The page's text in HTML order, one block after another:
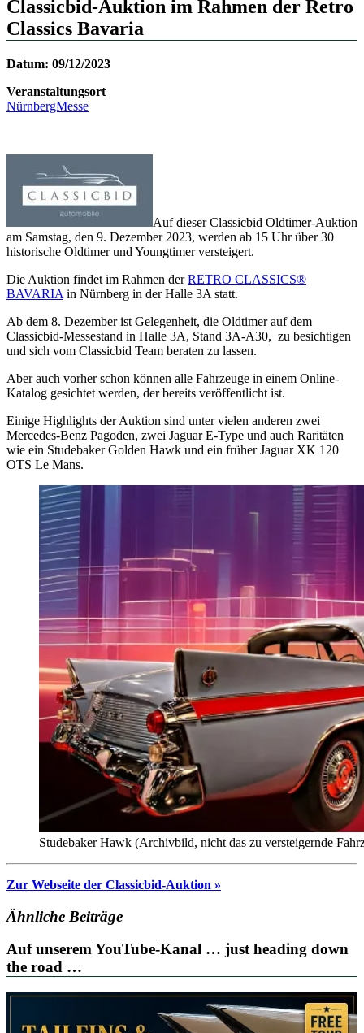
Classicbid-Auktion im Rahmen der Retro
Classics Bavaria
Datum: 09/12/2023
Veranstaltungsort
NürnbergMesse
Auf dieser Classicbid Oldtimer-Auktion
am Samstag, den 9. Dezember 2023, werden ab 15 Uhr über 30
historische Oldtimer und Youngtimer versteigert.
Die Auktion findet im Rahmen derRETRO CLASSICS®
BAVARIA in Nürnberg in der Halle 3A statt.
Ab dem 8. Dezember ist Gelegenheit, die Oldtimer auf dem
Classicbid-Messestand in Halle 3A, Stand 3A-A30, zu besichtigen
und sich vom Classicbid Team beraten zu lassen.
Aber auch vorher schon können alle Fahrzeuge in einem Online-
Katalog gesichtet werden, der bereits veröffentlicht ist.
Einige Highlights der Auktion sind unter vielen anderen zwei
Mercedes-Benz Pagoden, zwei Jaguar E-Type und auch Raritäten
wie ein Studebaker Golden Hawk und ein früher Jaguar XK 120
OTS Le Mans.
Studebaker Hawk (Archivbild, nicht das zu versteigernde
Zur Webseite der Classicbid-Auktion »
Ähnliche Beiträge
Auf unserem YouTube-Kanal … just heading down
the road …